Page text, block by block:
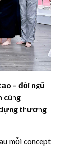
– đội ngũ
cùng
thương
mỗi concept